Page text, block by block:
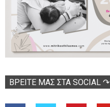
ΒΡΕΊΤΕ ΜΑΣ ΣΤΑ SOCIAL ↷